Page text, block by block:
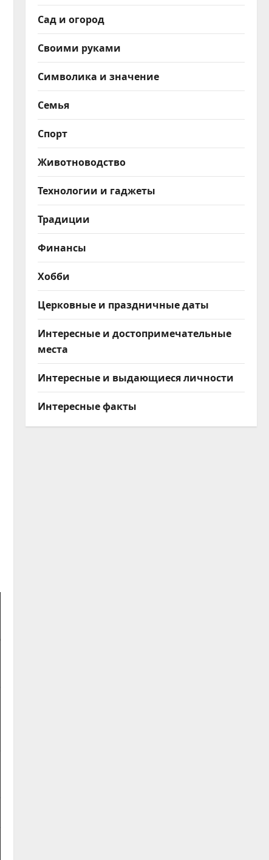
Сад и огород
Своими руками
Символика и значение
Семья
Спорт
Животноводство
Технологии и гаджеты
Традиции
Финансы
Хобби
Церковные и праздничные даты
Интересные и достопримечательные
места
Интересные и выдающиеся личности
Интересные факты